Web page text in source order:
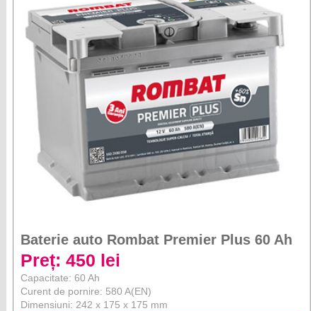
Baterie auto Rombat Premier Plus 60 Ah
Preț: 450 lei
Capacitate: 60 Ah
Curent de pornire: 580 A(EN)
Dimensiuni: 242 x 175 x 175 mm